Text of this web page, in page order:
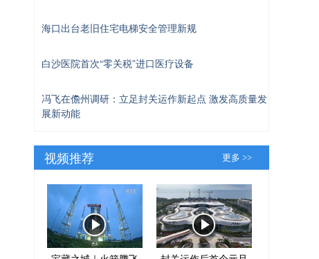
海口出台老旧住宅电梯安全管理新规
白沙医院首次“零关税”进口医疗设备
冯飞在儋州调研：立足封关运作新起点 激发高质量发
展新动能
视频推荐 更多 >>